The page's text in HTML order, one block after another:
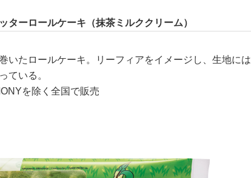
ターロールケーキ（抹茶ミルククリーム）
いたロールケーキ。リーフィアをイメージし、生地には
ている。
を除く全国で販売